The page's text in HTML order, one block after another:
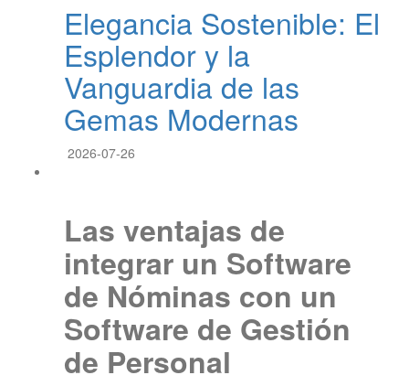
Elegancia Sostenible: El
Esplendor y la
Vanguardia de las
Gemas Modernas
2026-07-26
Las ventajas de
integrar un Software
de Nóminas con un
Software de Gestión
de Personal